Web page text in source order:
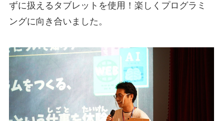
ずに扱えるタブレットを使用！楽しくプログラミ
ングに向き合いました。